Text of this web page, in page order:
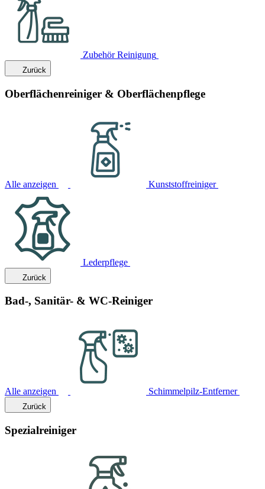
Zubehör Reinigung
Zurück
Oberflächenreiniger & Oberflächenpflege
Alle anzeigen Kunststoffreiniger
Lederpflege
Zurück
Bad-, Sanitär- & WC-Reiniger
Alle anzeigen Schimmelpilz-Entferner
Zurück
Spezialreiniger